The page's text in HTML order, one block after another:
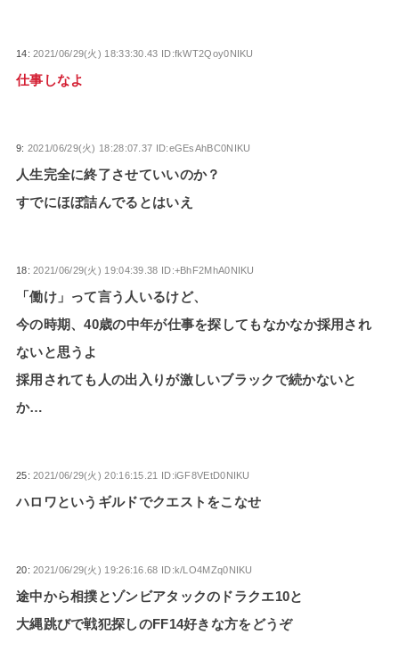
14:2021/06/29(火) 18:33:30.43 ID:fkWT2Qoy0NIKU
仕事しなよ
9: 2021/06/29(火) 18:28:07.37 ID:eGEsAhBC0NIKU
人生完全に終了させていいのか？
すでにほぼ詰んでるとはいえ
18:2021/06/29(火) 19:04:39.38 ID:+BhF2MhA0NIKU
「働け」って言う人いるけど、
今の時期、40歳の中年が仕事を探してもなかなか採用され
ないと思うよ
採用されても人の出入りが激しいブラックで続かないと
か…
25:2021/06/29(火) 20:16:15.21 ID:iGF8VEtD0NIKU
ハロワというギルドでクエストをこなせ
20:2021/06/29(火) 19:26:16.68 ID:k/LO4MZq0NIKU
途中から相撲とゾンビアタックのドラクエ10と
大縄跳びで戦犯探しのFF14好きな方をどうぞ